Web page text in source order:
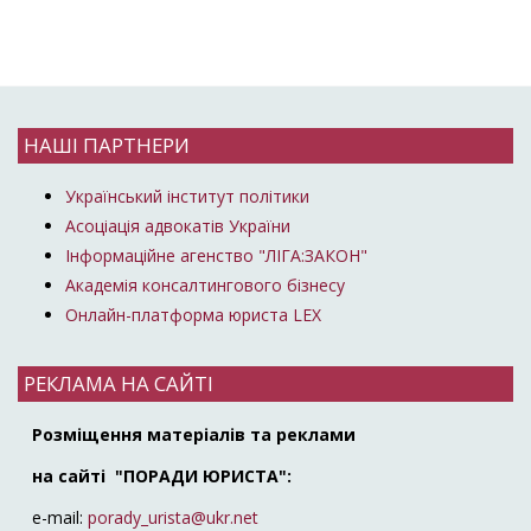
НАШІ ПАРТНЕРИ
Український інститут політики
Асоціація адвокатів України
Інформаційне агенство "ЛІГА:ЗАКОН"
Академія консалтингового бізнесу
Онлайн-платформа юриста LEX
РЕКЛАМА НА САЙТІ
Розміщення матеріалів та реклами
на сайті "ПОРАДИ ЮРИСТА":
e-mail: porady_urista@ukr.net